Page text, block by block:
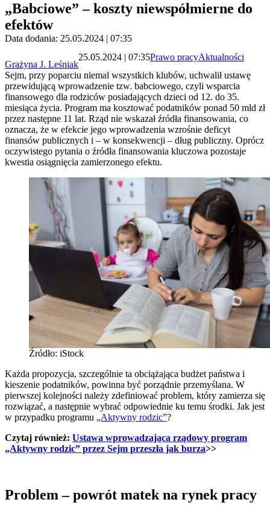
„Babciowe” – koszty niewspółmierne do
efektów
Data dodania: 25.05.2024 | 07:35
Grażyna J. Leśniak
25.05.2024 | 07:35Prawo pracyAktualności
Sejm, przy poparciu niemal wszystkich klubów, uchwalił ustawę
przewidującą wprowadzenie tzw. babciowego, czyli wsparcia
finansowego dla rodziców posiadających dzieci od 12. do 35.
miesiąca życia. Program ma kosztować podatników ponad 50 mld zł
przez następne 11 lat. Rząd nie wskazał źródła finansowania, co
oznacza, że w efekcie jego wprowadzenia wzrośnie deficyt
finansów publicznych i – w konsekwencji – dług publiczny. Oprócz
oczywistego pytania o źródła finansowania kluczowa pozostaje
kwestia osiągnięcia zamierzonego efektu.
Źródło: iStock
Każda propozycja, szczególnie ta obciążająca budżet państwa i
kieszenie podatników, powinna być porządnie przemyślana. W
pierwszej kolejności należy zdefiniować problem, który zamierza się
rozwiązać, a następnie wybrać odpowiednie ku temu środki. Jak jest
w przypadku programu „Aktywny rodzic”?
Czytaj również: Ustawa wprowadzająca rządowy program
„Aktywny rodzic” przez Sejm przeszła jak burza>>
Problem – powrót matek na rynek pracy